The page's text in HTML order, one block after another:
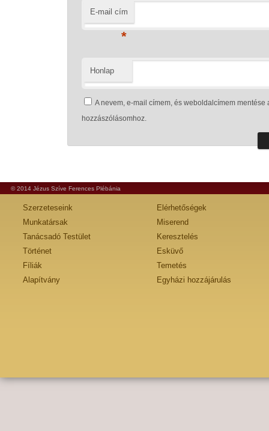
E-mail cím
*
Honlap
A nevem, e-mail címem, és weboldalcímem
hozzászólásomhoz.
© 2014 Jézus Szíve Ferences Plébánia
Szerzeteseink
Munkatársak
Tanácsadó Testület
Történet
Fíliák
Alapítvány
Elérhetőségek
Miserend
Keresztelés
Esküvő
Temetés
Egyházi hozzájárulás